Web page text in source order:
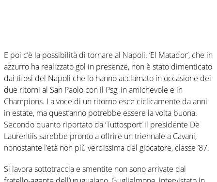
E poi c’è la possibilità di tornare al Napoli. ‘El Matador’, che in
azzurro ha realizzato gol in presenze, non è stato dimenticato
dai tifosi del Napoli che lo hanno acclamato in occasione dei
due ritorni al San Paolo con il Psg, in amichevole e in
Champions. La voce di un ritorno esce ciclicamente da anni
in estate, ma quest’anno potrebbe essere la volta buona.
Secondo quanto riportato da ‘Tuttosport’ il presidente De
Laurentiis sarebbe pronto a offrire un triennale a Cavani,
nonostante l’età non più verdissima del giocatore, classe ’87.
Si lavora sottotraccia e smentite non sono arrivate dal